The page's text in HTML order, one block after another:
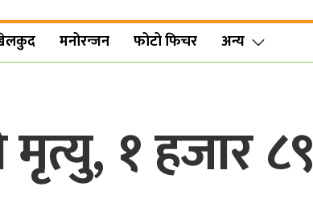
मनोरन्जन फोटो फिचर अन्य
१ हजार ८९